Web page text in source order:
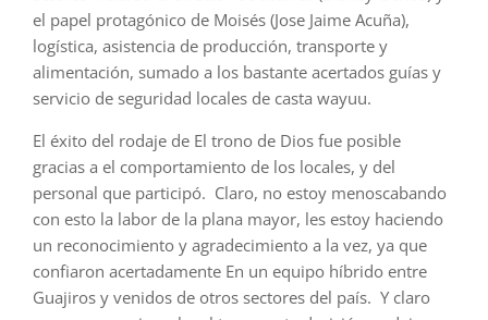
el papel protagónico de Moisés (Jose Jaime Acuña),
logística, asistencia de producción, transporte y
alimentación, sumado a los bastante acertados guías y
servicio de seguridad locales de casta wayuu.
El éxito del rodaje de El trono de Dios fue posible
gracias a el comportamiento de los locales, y del
personal que participó. Claro, no estoy menoscabando
con esto la labor de la plana mayor, les estoy haciendo
un reconocimiento y agradecimiento a la vez, ya que
confiaron acertadamente En un equipo híbrido entre
Guajiros y venidos de otros sectores del país. Y claro